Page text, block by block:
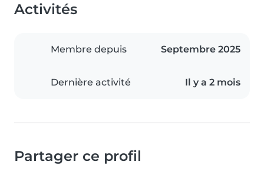
Activités
Membre depuis Septembre 2025
Dernière activité Il y a 2 mois
Partager ce profil